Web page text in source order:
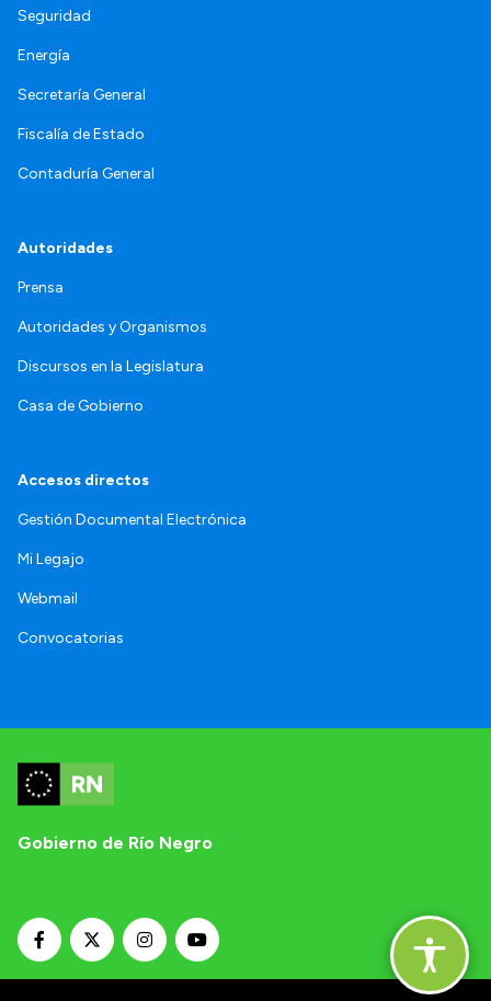
Seguridad
Energía
Secretaría General
Fiscalía de Estado
Contaduría General
Autoridades
Prensa
Autoridades y Organismos
Discursos en la Legislatura
Casa de Gobierno
Accesos directos
Gestión Documental Electrónica
Mi Legajo
Webmail
Convocatorias
Gobierno de Río Negro